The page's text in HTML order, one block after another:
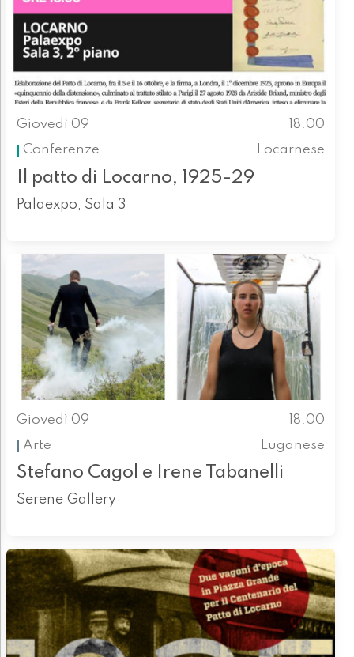
Giovedì 09
18.00
Conferenze
Locarnese
Il patto di Locarno, 1925-29
Palaexpo, Sala 3
Giovedì 09
18.00
Arte
Luganese
Stefano Cagol e Irene Tabanelli
Serene Gallery